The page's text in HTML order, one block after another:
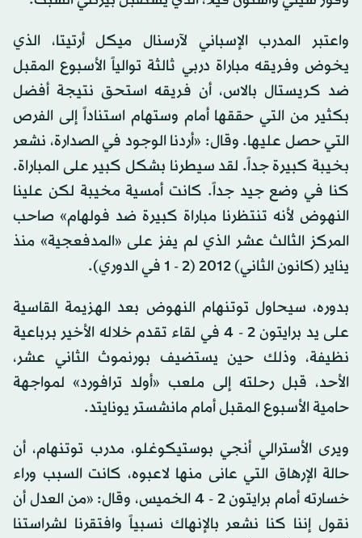
واعتبر المدرب الإسباني لآرسنال ميكل أرتيتا، الذي
يخوض وفريقه مباراة دربي ثالثة توالياً الأسبوع المقبل
ضد كريستال بالاس، أن فريقه استحق نتيجة أفضل
بكثير من التي حققها أمام وستهام استناداً إلى الفرص
التي حصل عليها. وقال: «أردنا الوجود في الصدارة، نشعر
بخيبة كبيرة جداً. لقد سيطرنا بشكل كبير على المباراة.
كنا في وضع جيد جداً. كانت أمسية مخيبة لكن علينا
النهوض لأنه تنتظرنا مباراة كبيرة ضد فولهام» صاحب
المركز الثالث عشر الذي لم يفز على «المدفعجية» منذ
يناير (كانون الثاني) 2012 (2 - 1 في الدوري).
بدوره، سيحاول توتنهام النهوض بعد الهزيمة القاسية
على يد برايتون 2 - 4 في لقاء تقدم خلاله الأخير برباعية
نظيفة، وذلك حين يستضيف بورنموث الثاني عشر،
الأحد، قبل رحلته إلى ملعب «أولد ترافورد» لمواجهة
حامية الأسبوع المقبل أمام مانشستر يونايتد.
ويرى الأسترالي أنجي بوستيكوغلو، مدرب توتنهام، أن
حالة الإرهاق التي عانى منها لاعبوه، كانت السبب وراء
خسارته أمام برايتون 2 - 4 الخميس، وقال: «من العدل أن
نقول إننا كنا نشعر بالإنهاك نسبياً وافتقرنا لشراستنا